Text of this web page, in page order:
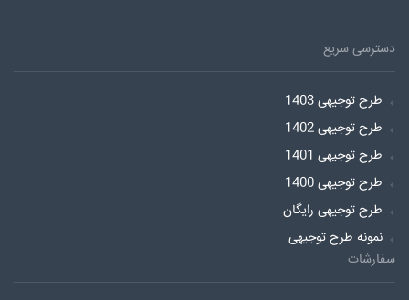
دسترسی سریع
طرح توجیهی 1403
طرح توجیهی 1402
طرح توجیهی 1401
طرح توجیهی 1400
طرح توجیهی رایگان
نمونه طرح توجیهی
سفارشات